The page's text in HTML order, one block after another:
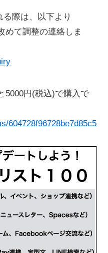
際は、以下より
めて調整の連絡しま
5000円(税込)で購入で
604728f96728be7d85c5